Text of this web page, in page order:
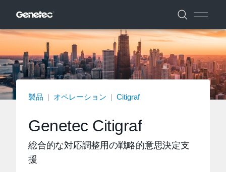
製品 | オペレーション | Citigraf
Genetec Citigraf
総合的な対応調整用の戦略的意思決定支
援